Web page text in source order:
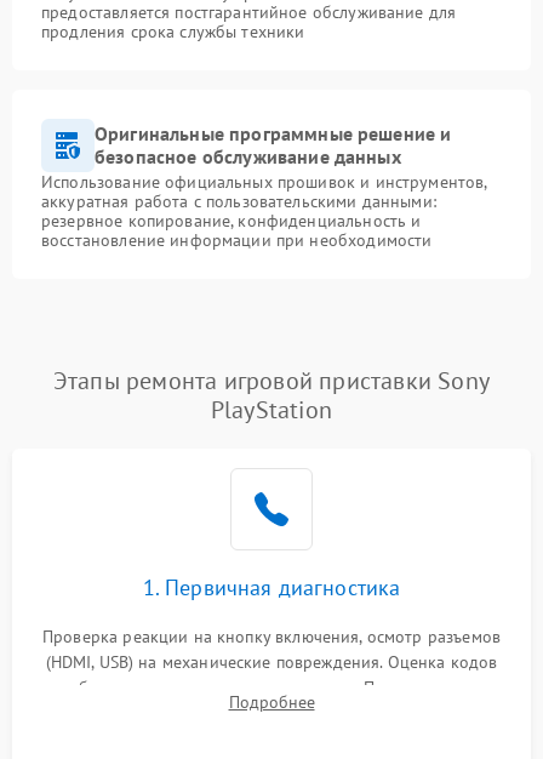
предоставляется постгарантийное обслуживание для
продления срока службы техники
Оригинальные программные решение и
безопасное обслуживание данных
Использование официальных прошивок и инструментов,
аккуратная работа с пользовательскими данными:
резервное копирование, конфиденциальность и
восстановление информации при необходимости
Этапы ремонта игровой приставки Sony
PlayStation
1. Первичная диагностика
Проверка реакции на кнопку включения, осмотр разъемов
(HDMI, USB) на механические повреждения. Оценка кодов
ошибок на экране или по индикаторам. Проверка чтения
дисков, работы геймпадов и наличия гарантийных пломб.
Подробнее